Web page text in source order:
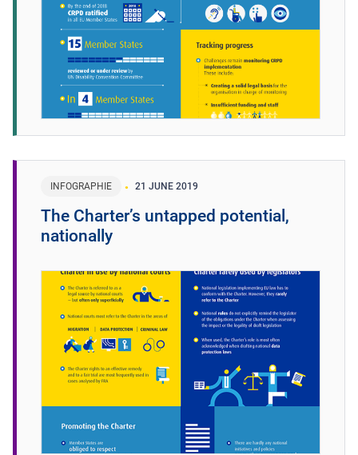
INFOGRAPHIE 21 JUNE 2019
The Charter’s untapped potential,
nationally